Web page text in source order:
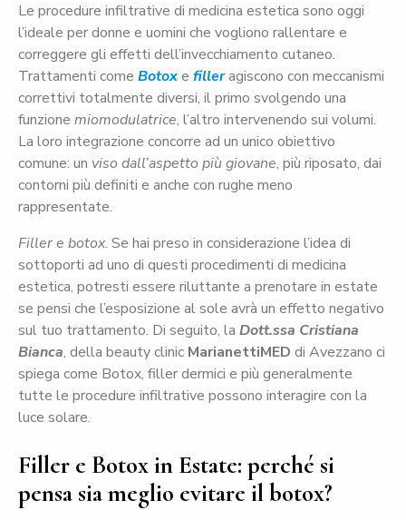
Le procedure infiltrative di medicina estetica sono oggi
l’ideale per donne e uomini che vogliono rallentare e
correggere gli effetti dell’invecchiamento cutaneo.
Trattamenti come Botoxe filleragiscono con meccanismi
correttivi totalmente diversi, il primo svolgendo una
funzione miomodulatrice, l’altro intervenendo sui volumi.
La loro integrazione concorre ad un unico obiettivo
comune: un viso dall’aspetto più giovane, più riposato, dai
contorni più definiti e anche con rughe meno
rappresentate.
Filler e botox. Se hai preso in considerazione l’idea di
sottoporti ad uno di questi procedimenti di medicina
estetica, potresti essere riluttante a prenotare in estate
se pensi che l’esposizione al sole avrà un effetto negativo
sul tuo trattamento. Di seguito, la Dott.ssa Cristiana
Bianca, della beauty clinic MarianettiMED di Avezzano ci
spiega come Botox, filler dermici e più generalmente
tutte le procedure infiltrative possono interagire con la
luce solare.
Filler e Botox in Estate: perché si
pensa sia meglio evitare il botox?